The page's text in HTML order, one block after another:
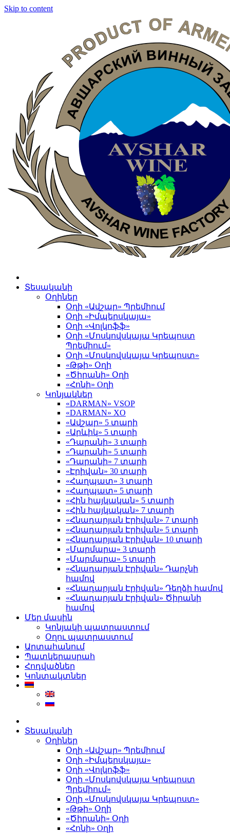
Skip to content
Տեսականի
Օղիներ
Օղի «Ավշար» Պրեմիում
Օղի «Իմպերսկայա»
Օղի «Վոլկոֆֆ»
Օղի «Մոսկովսկայա Կրեպոստ
Պրեմիում»
Օղի «Մոսկովսկայա Կրեպոստ»
«Թթի» Օղի
«Ծիրանի» Օղի
«Հոնի» Оղի
Կոնյակներ
«DARMAN» VSOP
«DARMAN» XO
«Ավշար» 5 տարի
«Արևիկ» 5 տարի
«Դարանի» 3 տարի
«Դարանի» 5 տարի
«Դարանի» 7 տարի
«Էրիվան» 30 տարի
«Հաղպատ» 3 տարի
«Հաղպատ» 5 տարի
«Հին հայկական» 5 տարի
«Հին հայկական» 7 տարի
«Հնադարյան Էրիվան» 7 տարի
«Հնադարյան Էրիվան» 5 տարի
«Հնադարյան Էրիվան» 10 տարի
«Մարմարա» 3 տարի
«Մարմարա» 5 տարի
«Հնադարյան Էրիվան» Դարչնի
համով
«Հնադարյան Էրիվան» Դեղձի համով
«Հնադարյան Էրիվան» Ծիրանի
համով
Մեր մասին
Կոնյակի պատրաստում
Օղու պատրաստում
Արտահանում
Պատկերասրահ
Հոդվածներ
Կոնտակտներ
Տեսականի
Օղիներ
Օղի «Ավշար» Պրեմիում
Օղի «Իմպերսկայա»
Օղի «Վոլկոֆֆ»
Օղի «Մոսկովսկայա Կրեպոստ
Պրեմիում»
Օղի «Մոսկովսկայա Կրեպոստ»
«Թթի» Օղի
«Ծիրանի» Օղի
«Հոնի» Оղի